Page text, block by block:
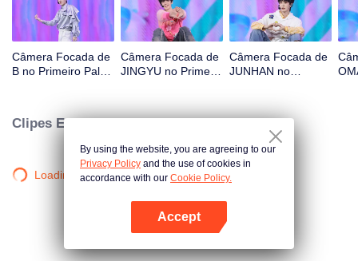
Abra o programa
Câmera Focada de
B no Primeiro Palco
Câmera Focada de
JINGYU no Primeiro
Câmera Focada de
JUNHAN no
Clipes Exclusivos
Loading…
By using the website, you are agreeing to our
Privacy Policy and the use of cookies in
accordance with our Cookie Policy.
Accept